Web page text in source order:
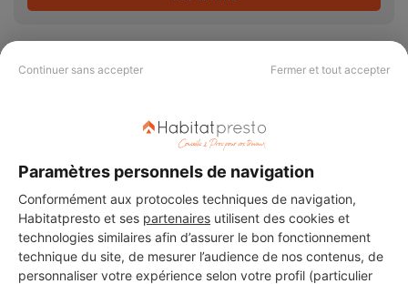
Continuer sans accepter Fermer et tout accepter
Paramètres personnels de navigation
Conformément aux protocoles techniques de navigation,
Habitatpresto et ses partenaires utilisent des cookies et
technologies similaires afin d’assurer le bon fonctionnement
technique du site, de mesurer l’audience de nos contenus, de
personnaliser votre expérience selon votre profil (particulier
PAS LE TEMPS DE
CHERCHER ?
Vous souhaitez réaliser des travaux et ne savez quel professionnel
choisir ? Demandez des devis travauxauprès de notre réseau de 5 000
professionnels partout en France.